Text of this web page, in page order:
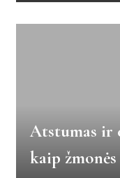
Atstumas ir
kaip